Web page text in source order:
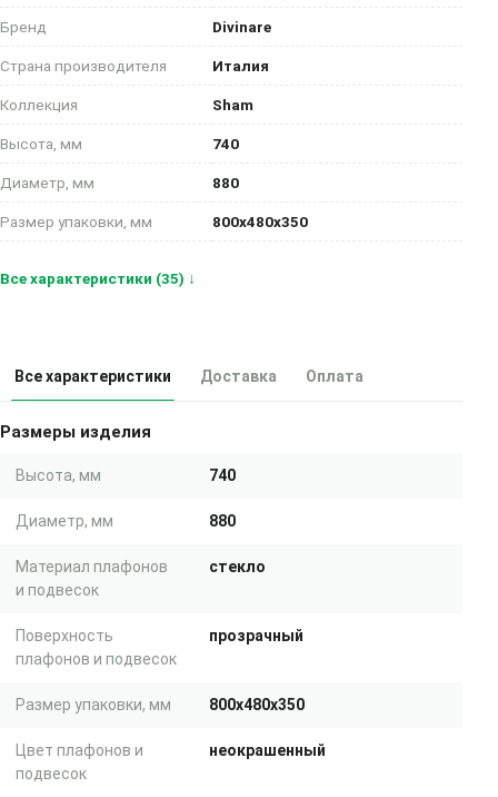
Бренд Divinare
Страна производителя Италия
Коллекция Sham
Высота, мм 740
Диаметр, мм 880
Размер упаковки, мм 800x480x350
Все характеристики (35) ↓
Все характеристики Доставка Оплата
Размеры изделия
Высота, мм 740
Диаметр, мм 880
Материал плафонов
и подвесок
стекло
Поверхность
плафонов и подвесок
прозрачный
Размер упаковки, мм 800x480x350
Цвет плафонов и
подвесок
неокрашенный